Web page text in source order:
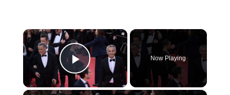
×
Play Video
Now Playing